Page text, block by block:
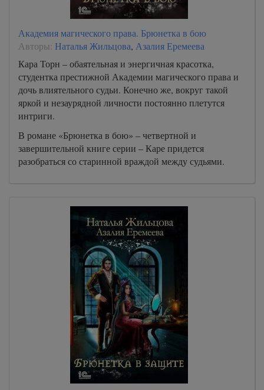
Академия магического права. Брюнетка в бою
Авторы: Наталья Жильцова, Азалия Еремеева
Кара Торн – обаятельная и энергичная красотка,
студентка престижной Академии магического права и
дочь влиятельного судьи. Конечно же, вокруг такой
яркой и незаурядной личности постоянно плетутся
интриги.
В романе «Брюнетка в бою» – четвертной и
завершительной книге серии – Каре придется
разобраться со старинной враждой между судьями.